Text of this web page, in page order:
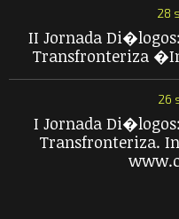
28
II Jornada
Transfronteriza
26
I Jornada
Transfronteriza.